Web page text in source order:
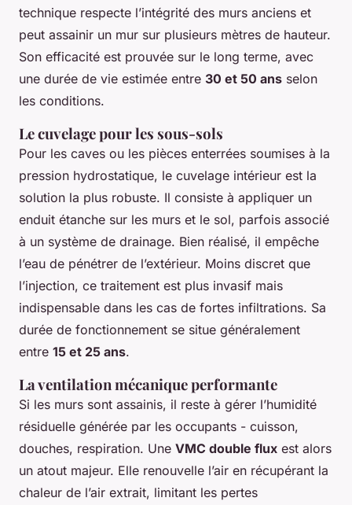
technique respecte l’intégrité des murs anciens et
peut assainir un mur sur plusieurs mètres de hauteur.
Son efficacité est prouvée sur le long terme, avec
une durée de vie estimée entre 30 et 50 ans selon
les conditions.
Le cuvelage pour les sous-sols
Pour les caves ou les pièces enterrées soumises à la
pression hydrostatique, le cuvelage intérieur est la
solution la plus robuste. Il consiste à appliquer un
enduit étanche sur les murs et le sol, parfois associé
à un système de drainage. Bien réalisé, il empêche
l’eau de pénétrer de l’extérieur. Moins discret que
l’injection, ce traitement est plus invasif mais
indispensable dans les cas de fortes infiltrations. Sa
durée de fonctionnement se situe généralement
entre 15 et 25 ans.
La ventilation mécanique performante
Si les murs sont assainis, il reste à gérer l’humidité
résiduelle générée par les occupants - cuisson,
douches, respiration. Une VMC double flux est alors
un atout majeur. Elle renouvelle l’air en récupérant la
chaleur de l’air extrait, limitant les pertes